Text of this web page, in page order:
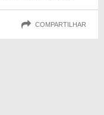
COMPARTILHAR